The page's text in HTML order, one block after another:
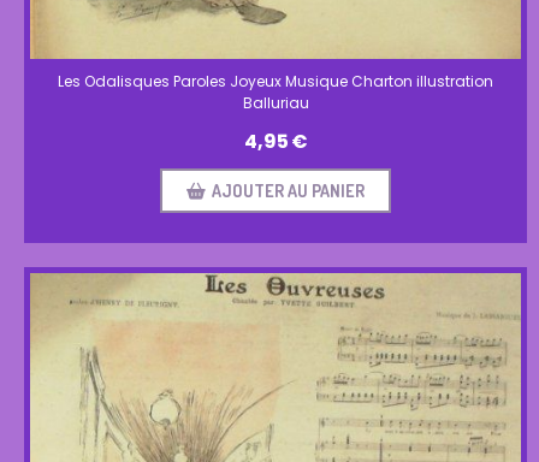
Les Odalisques Paroles Joyeux Musique Charton illustration
Balluriau
4,95€
AJOUTER AU PANIER